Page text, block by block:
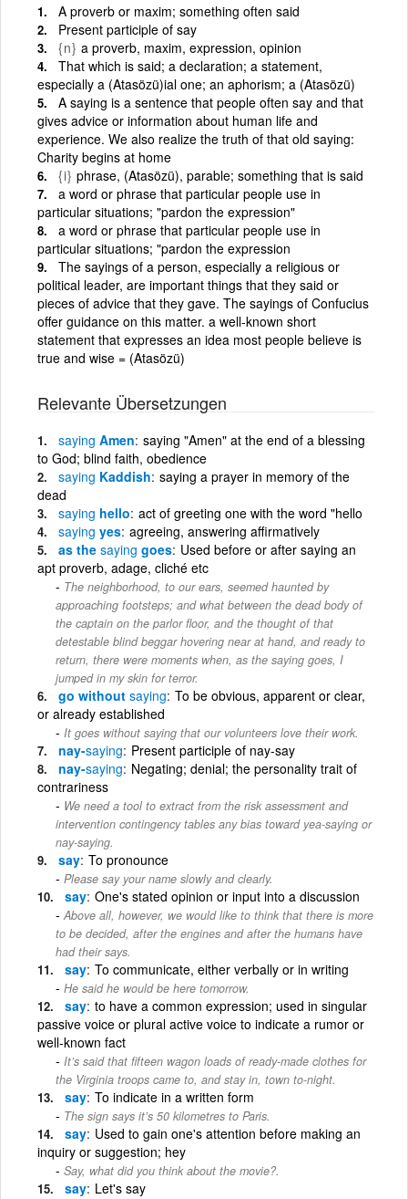
A proverb or maxim; something often said
Present participle of say
{n} a proverb, maxim, expression, opinion
That which is said; a declaration; a statement,
especially a (Atasözü)ial one; an aphorism; a (Atasözü)
A saying is a sentence that people often say and that
gives advice or information about human life and
experience. We also realize the truth of that old saying:
Charity begins at home
{i} phrase, (Atasözü), parable; something that is said
a word or phrase that particular people use in
particular situations; "pardon the expression"
a word or phrase that particular people use in
particular situations; "pardon the expression
The sayings of a person, especially a religious or
political leader, are important things that they said or
pieces of advice that they gave. The sayings of Confucius
offer guidance on this matter. a well-known short
statement that expresses an idea most people believe is
true and wise = (Atasözü)
Relevante Übersetzungen
saying Amen saying "Amen" at the end of a blessing
to God; blind faith, obedience
saying Kaddish saying a prayer in memory of the
dead
saying hello act of greeting one with the word "hello
saying yes agreeing, answering affirmatively
as the saying goes Used before or after saying an
apt proverb, adage, cliché etc
The neighborhood, to our ears, seemed haunted by
approaching footsteps; and what between the dead body of
the captain on the parlor floor, and the thought of that
detestable blind beggar hovering near at hand, and ready to
return, there were moments when, as the saying goes, I
jumped in my skin for terror.
go without saying To be obvious, apparent or clear,
or already established
It goes without saying that our volunteers love their work.
nay-saying Present participle of nay-say
nay-saying Negating; denial; the personality trait of
contrariness
We need a tool to extract from the risk assessment and
intervention contingency tables any bias toward yea-saying or
nay-saying.
say To pronounce
Please say your name slowly and clearly.
say One's stated opinion or input into a discussion
Above all, however, we would like to think that there is more
to be decided, after the engines and after the humans have
had their says.
say To communicate, either verbally or in writing
He said he would be here tomorrow.
say to have a common expression; used in singular
passive voice or plural active voice to indicate a rumor or
well-known fact
It’s said that fifteen wagon loads of ready-made clothes for
the Virginia troops came to, and stay in, town to-night.
say To indicate in a written form
The sign says it’s 50 kilometres to Paris.
say Used to gain one's attention before making an
inquiry or suggestion; hey
Say, what did you think about the movie?.
say Let's say